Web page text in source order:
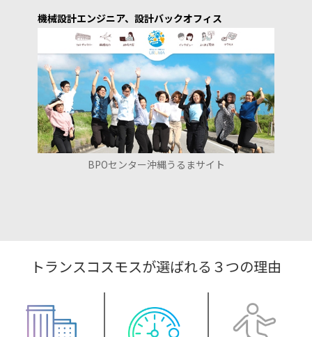
機械設計エンジニア、設計バックオフィス
BPOセンター沖縄うるまサイト
トランスコスモスが選ばれる３つの理由